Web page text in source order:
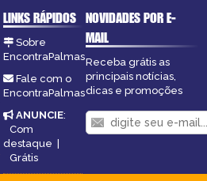
LINKS RÁPIDOS
Sobre
EncontraPalmas
Fale com o
EncontraPalmas
ANUNCIE:
Com
destaque |
Grátis
NOVIDADES POR E-
MAIL
Receba grátis as
principais notícias,
dicas e promoções